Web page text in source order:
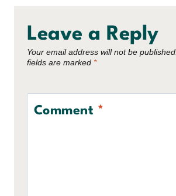
Leave a Reply
Your email address will not be published.
fields are marked *
Comment *